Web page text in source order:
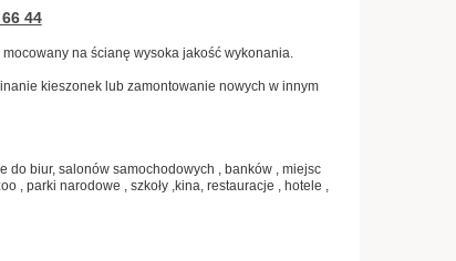
44
na ścianę wysoka jakość wykonania.
kieszonek lub zamontowanie nowych w innym
do biur, salonów samochodowych , banków , miejsc
, parki narodowe , szkoły ,kina, restauracje , hotele ,